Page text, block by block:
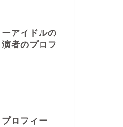
ーアイドルの
者のプロフ
ロフィー